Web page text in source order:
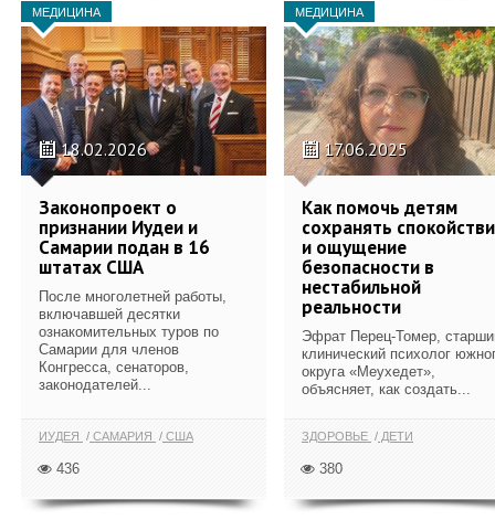
МЕДИЦИНА
18.02.2026
Законопроект о
признании Иудеи и
Самарии подан в 16
штатах США
После многолетней работы,
включавшей десятки
ознакомительных туров по
Самарии для членов
Конгресса, сенаторов,
законодателей...
ИУДЕЯ САМАРИЯ США
436
МЕДИЦИНА
17.06.2025
Как помочь детям
сохранять
и ощущение
безопасности в
нестабильной
реальности
Эфрат Перец-Томер,
клинический психолог
округа «Меухедет»,
объясняет, как создать...
ЗДОРОВЬЕ ДЕТИ
380